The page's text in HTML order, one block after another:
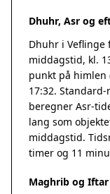
Dhuhr, Asr og
Dhuhr i Veflinge
middagstid, kl.
punkt på himlen
17:32.
beregner Asr-
lang som
middagstid.
timer og 11
Maghrib og